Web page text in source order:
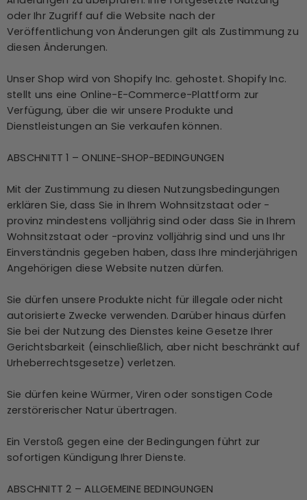
Änderungen zu überprüfen. Ihre fortgesetzte Nutzung
oder Ihr Zugriff auf die Website nach der
Veröffentlichung von Änderungen gilt als Zustimmung zu
diesen Änderungen.
Unser Shop wird von Shopify Inc. gehostet. Shopify Inc.
stellt uns eine Online-E-Commerce-Plattform zur
Verfügung, über die wir unsere Produkte und
Dienstleistungen an Sie verkaufen können.
ABSCHNITT 1 – ONLINE-SHOP-BEDINGUNGEN
Mit der Zustimmung zu diesen Nutzungsbedingungen
erklären Sie, dass Sie in Ihrem Wohnsitzstaat oder -
provinz mindestens volljährig sind oder dass Sie in Ihrem
Wohnsitzstaat oder -provinz volljährig sind und uns Ihr
Einverständnis gegeben haben, dass Ihre minderjährigen
Angehörigen diese Website nutzen dürfen.
Sie dürfen unsere Produkte nicht für illegale oder nicht
autorisierte Zwecke verwenden. Darüber hinaus dürfen
Sie bei der Nutzung des Dienstes keine Gesetze Ihrer
Gerichtsbarkeit (einschließlich, aber nicht beschränkt auf
Urheberrechtsgesetze) verletzen.
Sie dürfen keine Würmer, Viren oder sonstigen Code
zerstörerischer Natur übertragen.
Ein Verstoß gegen eine der Bedingungen führt zur
sofortigen Kündigung Ihrer Dienste.
ABSCHNITT 2 – ALLGEMEINE BEDINGUNGEN